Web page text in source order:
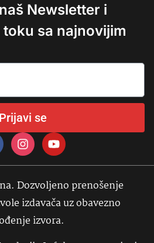
Newsletter i
sa najnovijim
Prijavi se
Dozvoljeno prenošenje
izdavača uz obavezno
izvora.